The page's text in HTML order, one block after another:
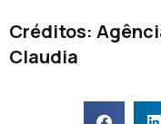
Créditos:
Claudia